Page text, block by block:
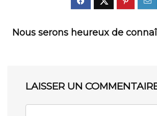
Nous serons heureux de
LAISSER UN